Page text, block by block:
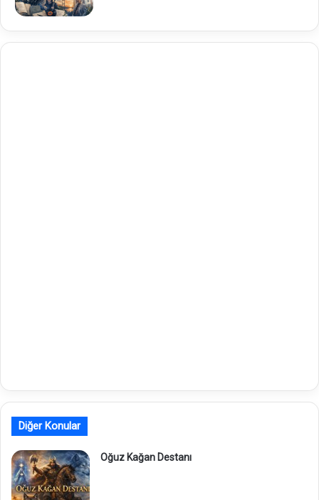
Diğer Konular
Oğuz Kağan Destanı